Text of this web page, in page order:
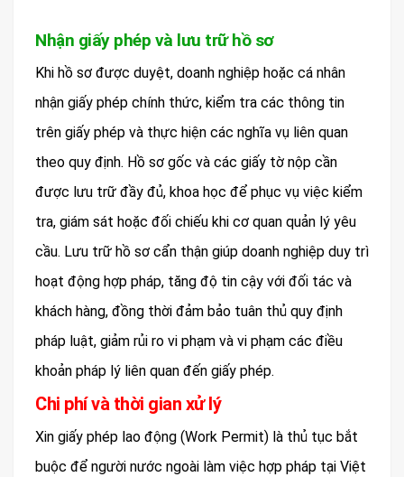
Nhận giấy phép và lưu trữ hồ sơ
Khi hồ sơ được duyệt, doanh nghiệp hoặc cá nhân
nhận giấy phép chính thức, kiểm tra các thông tin
trên giấy phép và thực hiện các nghĩa vụ liên quan
theo quy định. Hồ sơ gốc và các giấy tờ nộp cần
được lưu trữ đầy đủ, khoa học để phục vụ việc kiểm
tra, giám sát hoặc đối chiếu khi cơ quan quản lý yêu
cầu. Lưu trữ hồ sơ cẩn thận giúp doanh nghiệp duy trì
hoạt động hợp pháp, tăng độ tin cậy với đối tác và
khách hàng, đồng thời đảm bảo tuân thủ quy định
pháp luật, giảm rủi ro vi phạm và vi phạm các điều
khoản pháp lý liên quan đến giấy phép.
Chi phí và thời gian xử lý
Xin giấy phép lao động (Work Permit) là thủ tục bắt
buộc để người nước ngoài làm việc hợp pháp tại Việt